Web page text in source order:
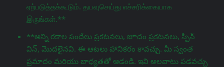
ஏற்படுத்தக்கூடும். தயவுசெய்து எச்சரிக்கையாக
இருங்கள்.**
**అన్ని రకాల పందేలు ప్రకటనలు, జూదం ప్రకటనలు, స్పిన్
విన్, మొదలైనవి. ఈ ఆటలు హానికరం కావచ్చు. మీ స్వంత
ప్రమాదం మరియు బాధ్యతతో ఆడండి. ఇవి అలవాటు పడవచ్చు